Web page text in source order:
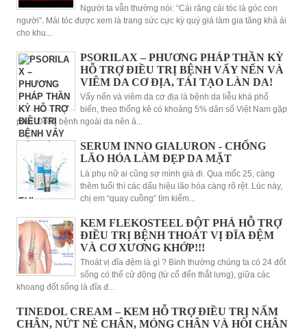
Người ta vẫn thường nói: “Cái răng cái tóc là góc con
người”. Mái tóc được xem là trang sức cực kỳ quý giá làm gia tăng khả ái
cho khu...
PSORILAX – PHƯƠNG PHÁP THẦN KỲ
HỖ TRỢ ĐIỀU TRỊ BỆNH VẨY NẾN VÀ
VIÊM DA CƠ ĐỊA, TÁI TẠO LÀN DA!
Vẩy nến và viêm da cơ địa là bệnh da liễu khá phổ
biến, theo thống kê có khoảng 5% dân số Việt Nam gặp
phải. Do là bệnh ngoài da nên ả...
SERUM INNO GIALURON - CHỐNG
LÃO HÓA LÀM ĐẸP DA MẶT
Là phụ nữ ai cũng sợ mình già đi. Qua mốc 25, càng
thêm tuổi thì các dấu hiệu lão hóa càng rõ rệt. Lúc này,
chị em “quay cuồng” tìm kiếm...
KEM FLEKOSTEEL ĐỘT PHÁ HỖ TRỢ
ĐIỀU TRỊ BỆNH THOÁT VỊ ĐĨA ĐỆM
VÀ CƠ XƯƠNG KHỚP!!!
Thoát vị đĩa đệm là gì ? Bình thường chúng ta có 24 đốt
sống có thể cử động (từ cổ đến thắt lưng), giữa các
khoang đốt sống là đĩa đ...
TINEDOL CREAM – KEM HỖ TRỢ ĐIỀU TRỊ NẤM
CHÂN, NỨT NẺ CHÂN, MÓNG CHÂN VÀ HÔI CHÂN